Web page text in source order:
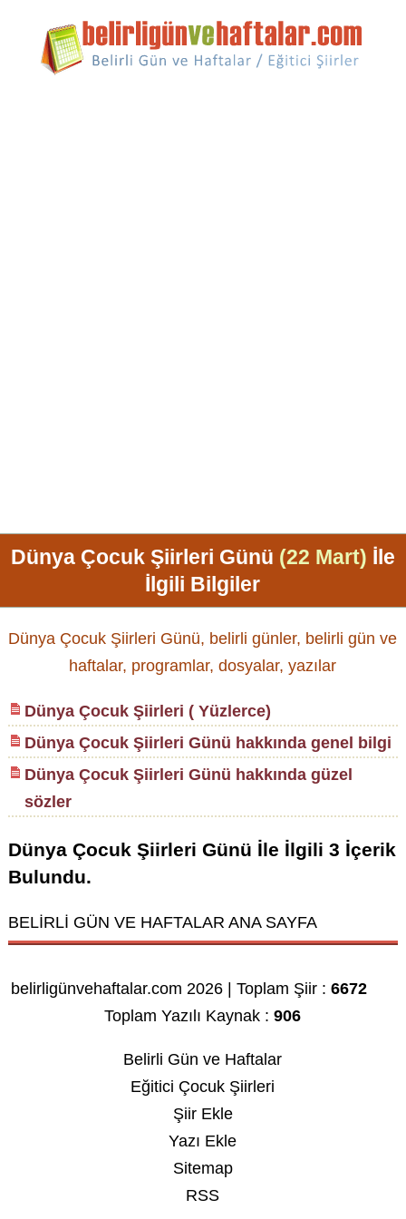
Dünya Çocuk Şiirleri Günü (22 Mart) İle
İlgili Bilgiler
Dünya Çocuk Şiirleri Günü, belirli günler, belirli gün ve
haftalar, programlar, dosyalar, yazılar
Dünya Çocuk Şiirleri ( Yüzlerce)
Dünya Çocuk Şiirleri Günü hakkında genel bilgi
Dünya Çocuk Şiirleri Günü hakkında güzel
sözler
Dünya Çocuk Şiirleri Günü İle İlgili 3 İçerik
Bulundu.
BELİRLİ GÜN VE HAFTALAR ANA SAYFA
belirligünvehaftalar.com 2026 | Toplam Şiir :6672
Toplam Yazılı Kaynak :906
Belirli Gün ve Haftalar
Eğitici Çocuk Şiirleri
Şiir Ekle
Yazı Ekle
Sitemap
RSS